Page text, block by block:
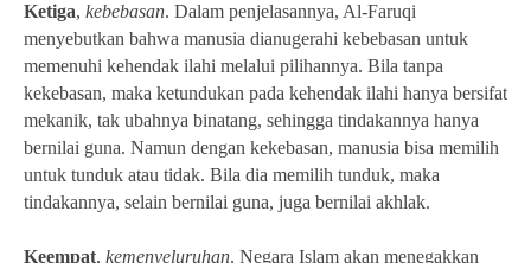
Ketiga, kebebasan. Dalam penjelasannya, Al-Faruqi
menyebutkan bahwa manusia dianugerahi kebebasan untuk
memenuhi kehendak ilahi melalui pilihannya. Bila tanpa
kekebasan, maka ketundukan pada kehendak ilahi hanya bersifat
mekanik, tak ubahnya binatang, sehingga tindakannya hanya
bernilai guna. Namun dengan kekebasan, manusia bisa memilih
untuk tunduk atau tidak. Bila dia memilih tunduk, maka
tindakannya, selain bernilai guna, juga bernilai akhlak.
Keempat, kemenyeluruhan. Negara Islam akan menegakkan